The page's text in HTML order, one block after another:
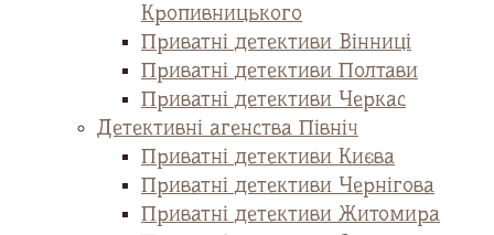
Кропивницького
Приватні детективи Вінниці
Приватні детективи Полтави
Приватні детективи Черкас
Детективні агенства Північ
Приватні детективи Києва
Приватні детективи Чернігова
Приватні детективи Житомира